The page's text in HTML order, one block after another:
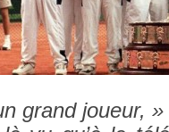
grand joueur, »